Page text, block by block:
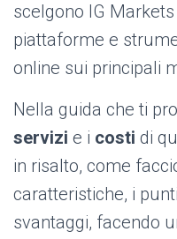
scelgono IG
piattaforme e
online sui principali
Nella guida che ti
servizi e i costi di
in risalto, come
caratteristiche, i
svantaggi, facendo